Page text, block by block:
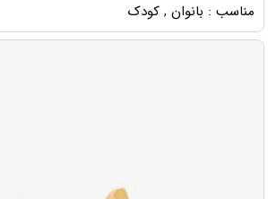
مناسب : بانوان , کودک